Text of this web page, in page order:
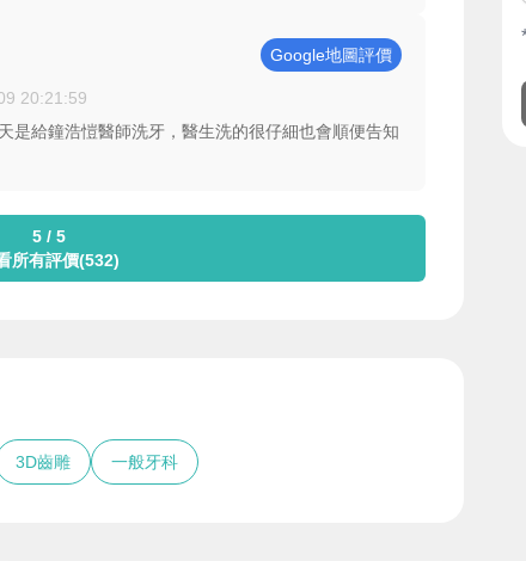
Google地圖評價
20:21:59
是給鐘浩愷醫師洗牙，醫生洗的很仔細也會順便告知
5 / 5
所有評價(532)
3D齒雕 一般牙科